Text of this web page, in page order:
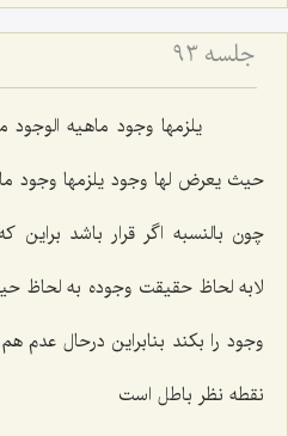
جلسه ۹۳
یلزمها وجود ماهیه الوجود
حیث یعرض لها وجود یلزمها وجود
چون بالنسبه اگر قرار باشد
لابه لحاظ حقیقت وجوده به لحاظ
وجود را بكند بنابراین درحال عدم
نقطه نظر باطل است